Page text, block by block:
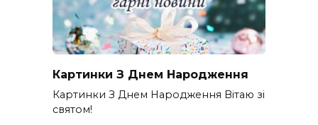
Картинки З Днем Народження
Картинки З Днем Народження Вітаю зі
святом!